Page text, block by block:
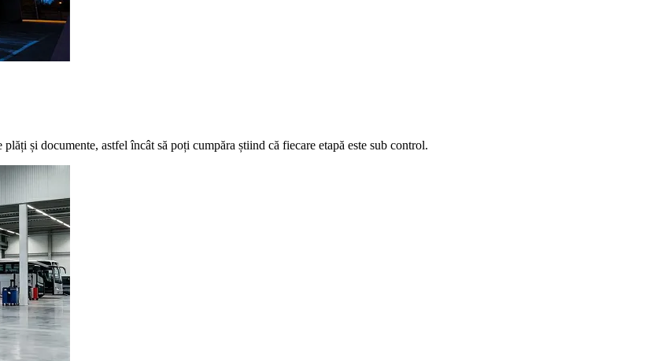
și documente, astfel încât să poți cumpăra știind că fiecare etapă este sub control.